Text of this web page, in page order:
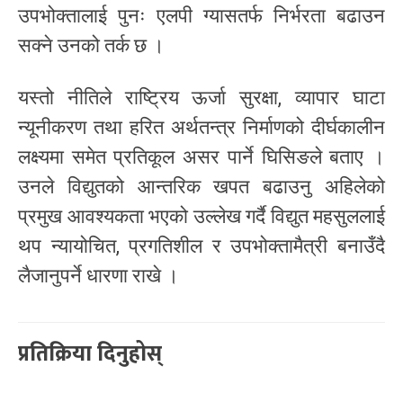
उपभोक्तालाई पुनः एलपी ग्यासतर्फ निर्भरता बढाउन
सक्ने उनको तर्क छ ।
यस्तो नीतिले राष्ट्रिय ऊर्जा सुरक्षा, व्यापार घाटा
न्यूनीकरण तथा हरित अर्थतन्त्र निर्माणको दीर्घकालीन
लक्ष्यमा समेत प्रतिकूल असर पार्ने घिसिङले बताए ।
उनले विद्युतको आन्तरिक खपत बढाउनु अहिलेको
प्रमुख आवश्यकता भएको उल्लेख गर्दै विद्युत महसुललाई
थप न्यायोचित, प्रगतिशील र उपभोक्तामैत्री बनाउँदै
लैजानुपर्ने धारणा राखे ।
प्रतिक्रिया दिनुहोस्